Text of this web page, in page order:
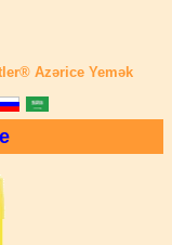
Azərice Yemək